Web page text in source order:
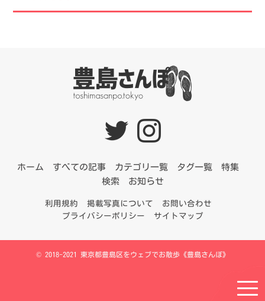
ホーム すべての記事 カテゴリ一覧 タグ一覧
特集
検索
お知らせ
利用規約 掲載写真について
お問い合わせ
プライバシーポリシー
サイトマップ
© 2018-2021 東京都豊島区をウェブでお散歩《豊島さんぽ》